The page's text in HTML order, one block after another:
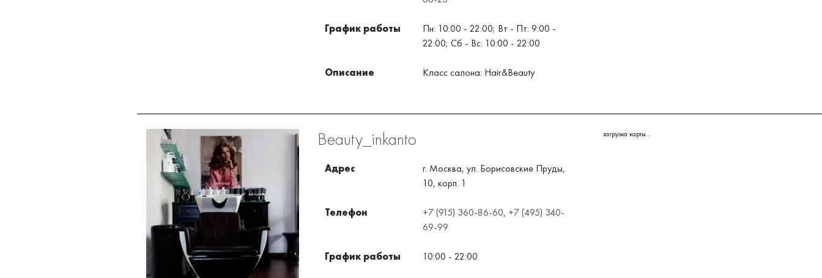
График работы
Пн: 10:00 - 22:00; Вт - Пт: 9:00 -
22:00;​​ Сб - Вс: 10:00 - 22:00 ​
Описание Класс салона: Hair&Beauty
Beauty_inkanto
Адрес
г. Москва, ул. Борисовские Пруды,
10, корп. 1
Телефон +7 (915) 360-86-60, +7 (495) 340-
69-99
График работы 10:00 - 22:00
загрузка карты...